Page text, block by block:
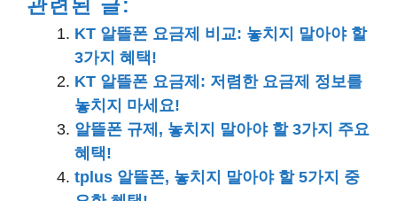
관련된 글:
KT 알뜰폰 요금제 비교: 놓치지 말아야 할
3가지 혜택!
KT 알뜰폰 요금제: 저렴한 요금제 정보를
놓치지 마세요!
알뜰폰 규제, 놓치지 말아야 할 3가지 주요
혜택!
tplus 알뜰폰, 놓치지 말아야 할 5가지 중